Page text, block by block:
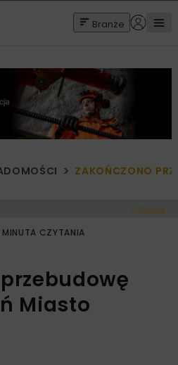
Branże
ZAKOŃCZONO
< Cofnij
MINUTA CZYTANIA
Miasto